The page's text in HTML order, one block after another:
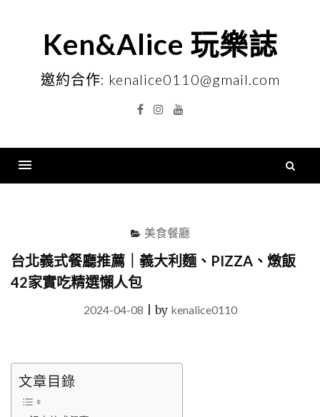
Ken&Alice 玩樂誌
邀約合作: kenalice0110@gmail.com
FacebookInstagramYouTube
美食餐廳
台北義式餐廳推薦｜義大利麵、PIZZA、燉飯
42家實吃精選懶人包
2024-04-08 |by kenalice0110
文章目錄